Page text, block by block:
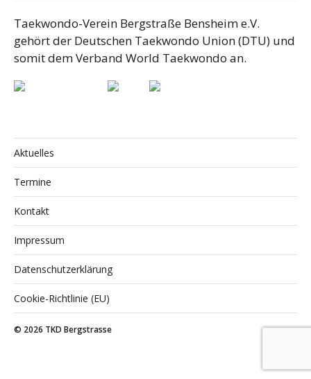
Taekwondo-Verein Bergstraße Bensheim e.V.
gehört der Deutschen Taekwondo Union (DTU) und
somit dem Verband World Taekwondo an.
Aktuelles
Termine
Kontakt
Impressum
Datenschutzerklärung
Cookie-Richtlinie (EU)
© 2026 TKD Bergstrasse